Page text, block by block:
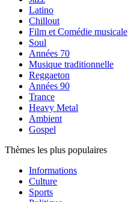
Latino
Chillout
Film et Comédie musicale
Soul
Années 70
Musique traditionnelle
Reggaeton
Années 90
Trance
Heavy Metal
Ambient
Gospel
Thèmes les plus populaires
Informations
Culture
Sports